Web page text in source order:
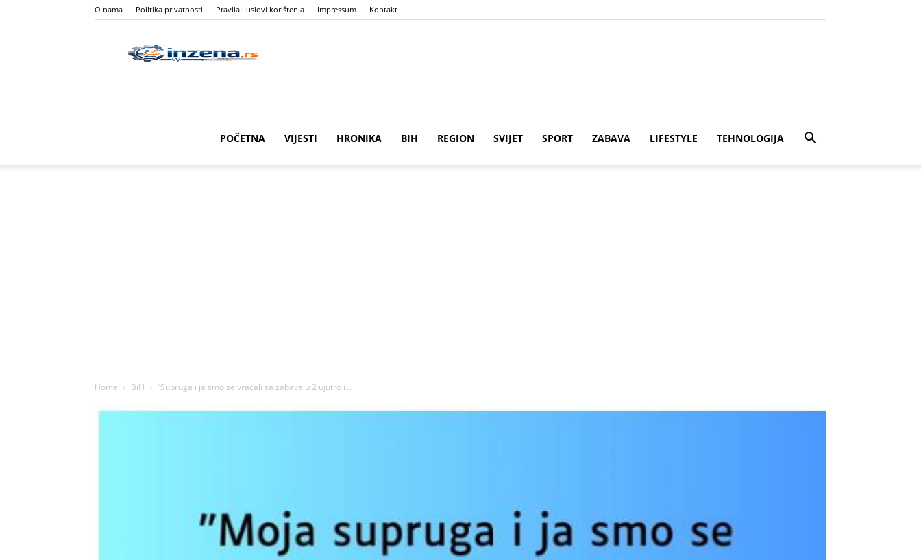
O nama Politika privatnosti Pravila i uslovi korištenja Impressum Kontakt
POČETNA VIJESTI HRONIKA BIH REGION SVIJET SPORT ZABAVA LIFESTYLE TEHNOLOGIJA
Home BiH “Supruga i ja smo se vracali sa zabave u 2 ujutro i...